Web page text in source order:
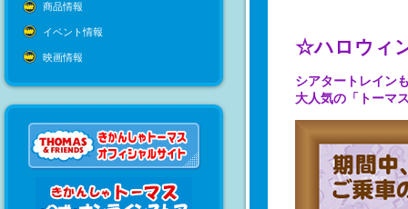
商品情報
イベント情報
映画情報 ☆ハロウィ
シアタートレイン
大人気の「トーマ